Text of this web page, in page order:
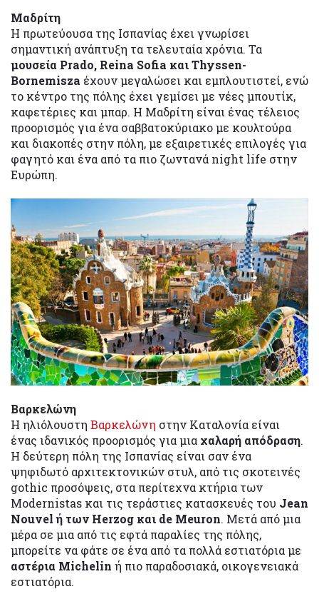
Μαδρίτη
Η πρωτεύουσα της Ισπανίας έχει γνωρίσει
σημαντική ανάπτυξη τα τελευταία χρόνια. Τα
μουσεία Prado, Reina Sofia και Thyssen-
Bornemisza έχουν μεγαλώσει και εμπλουτιστεί, ενώ
το κέντρο της πόλης έχει γεμίσει με νέες μπουτίκ,
καφετέριες και μπαρ. Η Μαδρίτη είναι ένας τέλειος
προορισμός για ένα σαββατοκύριακο με κουλτούρα
και διακοπές στην πόλη, με εξαιρετικές επιλογές για
φαγητό και ένα από τα πιο ζωντανά night life στην
Ευρώπη.
Βαρκελώνη
Η ηλιόλουστη Βαρκελώνη στην Καταλονία είναι
ένας ιδανικός προορισμός για μια χαλαρή απόδραση.
Η δεύτερη πόλη της Ισπανίας είναι σαν ένα
ψηφιδωτό αρχιτεκτονικών στυλ, από τις σκοτεινές
gothic προσόψεις, στα περίτεχνα κτήρια των
Modernistas και τις τεράστιες κατασκευές του Jean
Nouvel ή των Herzog και de Meuron. Μετά από μια
μέρα σε μια από τις εφτά παραλίες της πόλης,
μπορείτε να φάτε σε ένα από τα πολλά εστιατόρια με
αστέρια Michelin ή πιο παραδοσιακά, οικογενειακά
εστιατόρια.